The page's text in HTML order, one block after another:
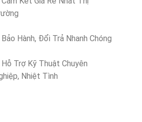
Hành, Đổi Trả Nhanh Chóng
Trợ Kỹ Thuật Chuyên
Nhiệt Tình